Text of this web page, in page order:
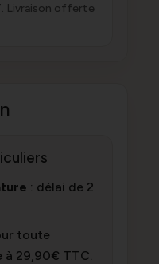
Livraison offerte
: délai de 2
toute
à 29,90€ TTC.